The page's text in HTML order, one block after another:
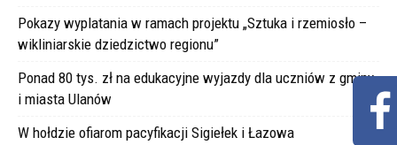
Pokazy wyplatania w ramach projektu „Sztuka i rzemiosło –
wikliniarskie dziedzictwo regionu”
Ponad 80 tys. zł na edukacyjne wyjazdy dla uczniów z gminy
i miasta Ulanów
W hołdzie ofiarom pacyfikacji Sigiełek i Łazowa